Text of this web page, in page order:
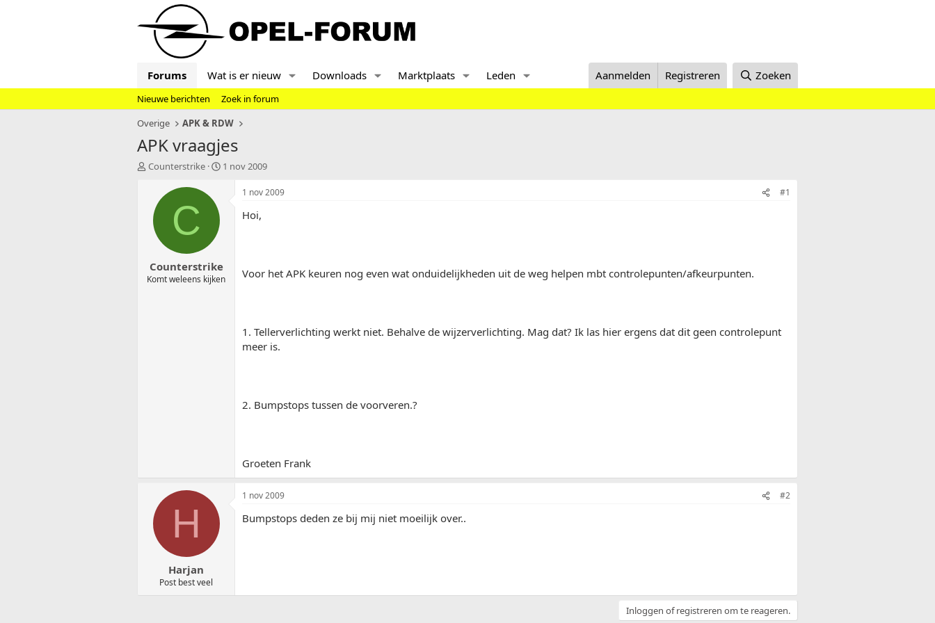
Forums Wat is er nieuw Downloads Marktplaats Leden Aanmelden Registreren Zoeken
Nieuwe berichten
Zoek in forum
Overige
APK & RDW
APK vraagjes
T
r
t
Counterstrike
S
u
m
1 nov 2009
C
Counterstrike
Komt weleens kijken
1 nov 2009 #1
Hoi,
Voor het APK keuren nog even wat onduidelijkheden uit de weg helpen mbt controlepunten/afkeurpunten.
1. Tellerverlichting werkt niet. Behalve de wijzerverlichting. Mag dat? Ik las hier ergens dat dit geen controlepunt
meer is.
2. Bumpstops tussen de voorveren.?
Groeten Frank
H
Harjan
Post best veel
1 nov 2009 #2
Bumpstops deden ze bij mij niet moeilijk over..
Inloggen of registreren om te reageren.